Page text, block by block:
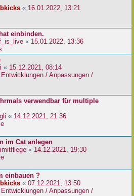
« 16.01.2022, 13:21
einbinden.
« 15.01.2022, 13:36
« 15.12.2021, 08:14
Entwicklungen / Anpassungen /
verwendbar für multiple
« 14.12.2021, 21:36
im Cat anlegen
« 14.12.2021, 19:30
einbauen ?
« 07.12.2021, 13:50
Entwicklungen / Anpassungen /